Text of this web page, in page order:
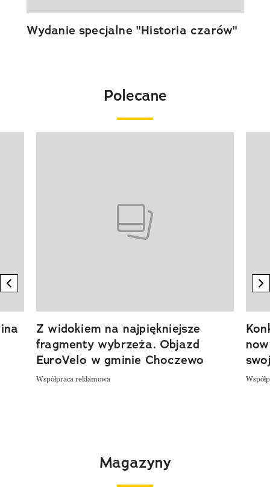
Wydanie specjalne "Historia czarów"
Polecane
previous element
Z widokiem na najpiękniejsze
fragmenty wybrzeża. Objazd
EuroVelo w gminie Choczewo
Współpraca reklamowa
Magazyny